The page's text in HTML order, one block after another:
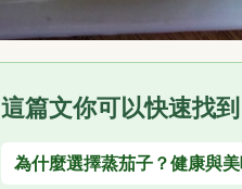
這篇文你可以快速找到
為什麼選擇蒸茄子？健康與